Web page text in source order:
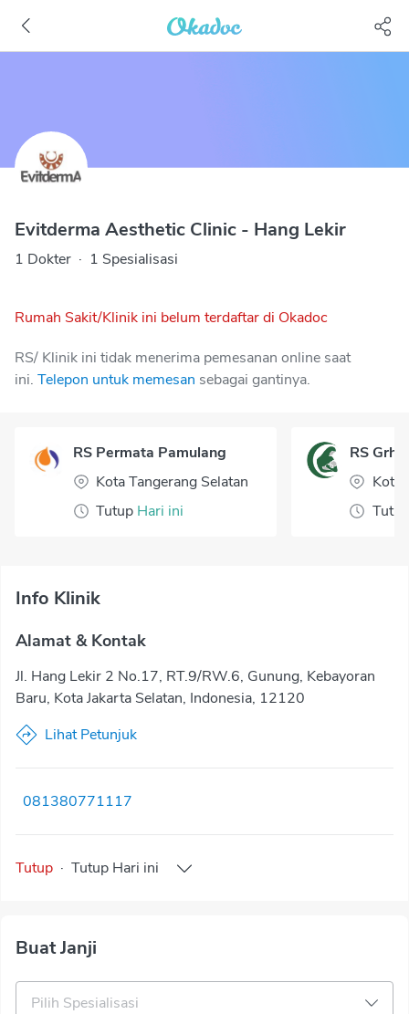
Evitderma Aesthetic Clinic - Hang Lekir
1 Dokter · 1 Spesialisasi
Rumah Sakit/Klinik ini belum terdaftar di Okadoc
RS/ Klinik ini tidak menerima pemesanan online saat
ini. Telepon untuk memesan sebagai gantinya.
RS Permata Pamulang
Kota Tangerang Selatan
Tutup Hari ini
RS
Kota
Tutup
Info Klinik
Alamat & Kontak
Jl. Hang Lekir 2 No.17, RT.9/RW.6, Gunung, Kebayoran
Baru, Kota Jakarta Selatan, Indonesia, 12120
Lihat Petunjuk
081380771117
Tutup · Tutup Hari ini
Buat Janji
Pilih Spesialisasi